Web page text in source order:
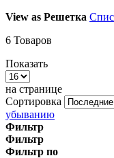
View as Решетка
6 Товаров
Показать
на странице
Сортировка
убыванию
Фильтр
Фильтр
Фильтр по